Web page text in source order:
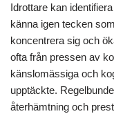
Idrottare kan
känna igen tecken
koncentrera sig och
ofta från pressen av
känslomässiga och
upptäckte.
återhämtning och